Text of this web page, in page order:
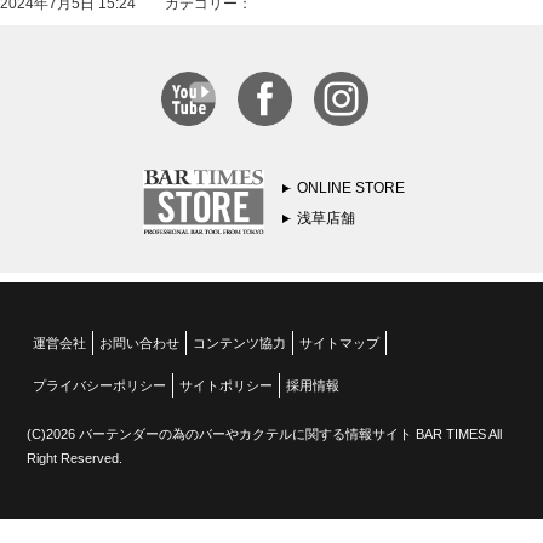
ONLINE STORE
浅草店舗
運営会社 お問い合わせ コンテンツ協力 サイトマップ
プライバシーポリシー サイトポリシー 採用情報
(C)2026 バーテンダーの為のバーやカクテルに関する情報サイト BAR TIMES All
Right Reserved.